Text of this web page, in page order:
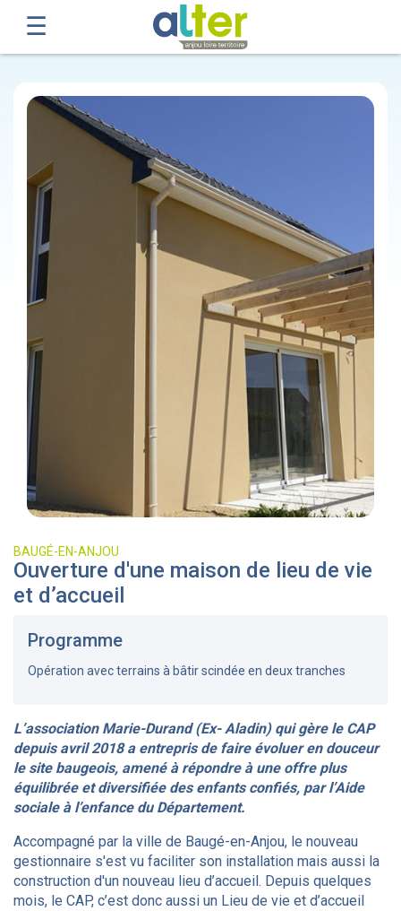
BAUGÉ-EN-ANJOU
Ouverture d'une maison de lieu de vie
et d’accueil
Programme
Opération avec terrains à bâtir scindée en deux tranches
L’association Marie-Durand (Ex- Aladin) qui gère le CAP
depuis avril 2018 a entrepris de faire évoluer en douceur
le site baugeois, amené à répondre à une offre plus
équilibrée et diversifiée des enfants confiés, par l’Aide
sociale à l’enfance du Département.
Accompagné par la ville de Baugé-en-Anjou, le nouveau
gestionnaire s'est vu faciliter son installation mais aussi la
construction d'un nouveau lieu d’accueil. Depuis quelques
mois, le CAP, c’est donc aussi un Lieu de vie et d’accueil